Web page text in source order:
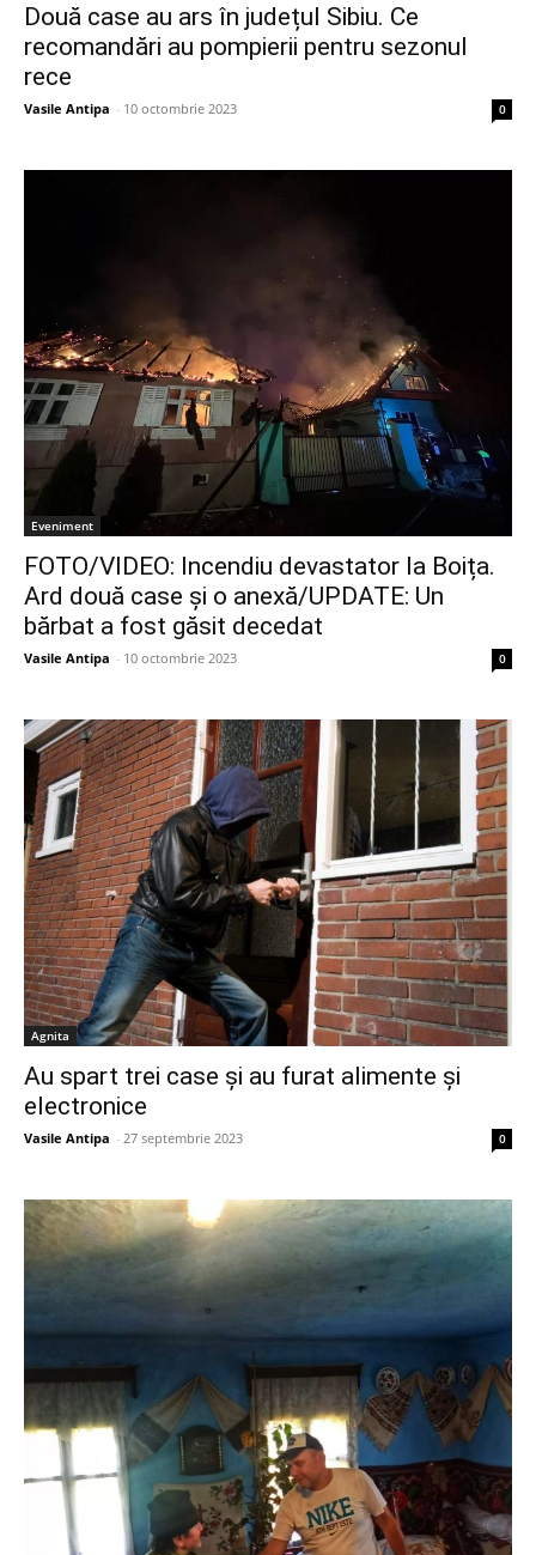
Două case au ars în județul Sibiu. Ce
recomandări au pompierii pentru sezonul
rece
Vasile Antipa - 10 octombrie 2023 0
Eveniment
FOTO/VIDEO: Incendiu devastator la Boița.
Ard două case și o anexă/UPDATE: Un
bărbat a fost găsit decedat
Vasile Antipa - 10 octombrie 2023 0
Agnita
Au spart trei case și au furat alimente și
electronice
Vasile Antipa - 27 septembrie 2023 0